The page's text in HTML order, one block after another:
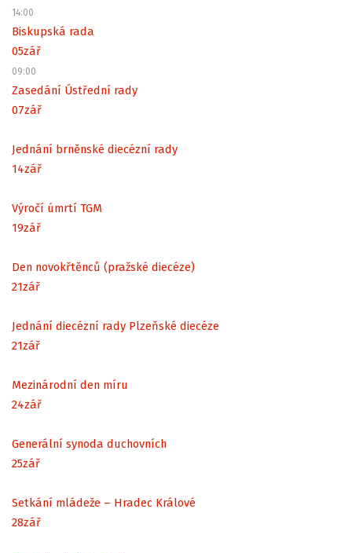
14:00
Biskupská rada
05zář
09:00
Zasedání Ústřední rady
07zář
Jednání brněnské diecézní rady
14zář
Výročí úmrtí TGM
19zář
Den novokřtěnců (pražské diecéze)
21zář
Jednání diecézní rady Plzeňské diecéze
21zář
Mezinárodní den míru
24zář
Generální synoda duchovních
25zář
Setkání mládeže – Hradec Králové
28zář